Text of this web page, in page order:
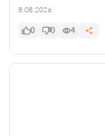
8.08.2026
0 0 4